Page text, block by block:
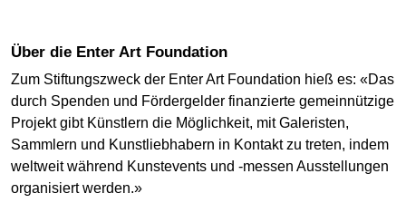
Über die Enter Art Foundation
Zum Stiftungszweck der Enter Art Foundation hieß es: «Das
durch Spenden und Fördergelder finanzierte gemeinnützige
Projekt gibt Künstlern die Möglichkeit, mit Galeristen,
Sammlern und Kunstliebhabern in Kontakt zu treten, indem
weltweit während Kunstevents und -messen Ausstellungen
organisiert werden.»